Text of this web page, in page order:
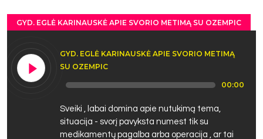
GYD. EGLĖ KARINAUSKĖ APIE SVORIO METIMĄ SU OZEMPIC
GYD. EGLĖ KARINAUSKĖ APIE SVORIO METIMĄ
SU OZEMPIC
00:00
Sveiki , labai domina apie nutukimą tema,
situacija - svorį pavyksta numest tik su
medikamentų pagalba arba operacija , ar tai